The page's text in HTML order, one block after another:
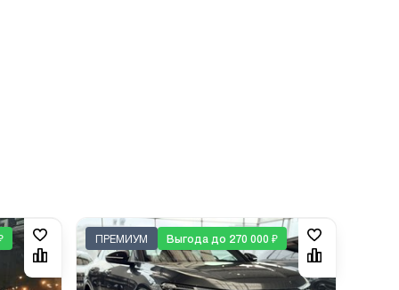
ПРЕМИУМ Выгода до 270 000 ₽